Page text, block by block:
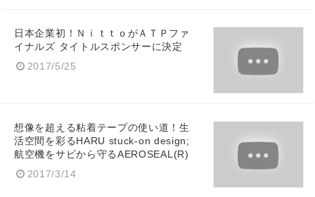
日本企業初！ＮｉｔｔｏがＡＴＰファ
イナルズ タイトルスポンサーに決定
2017/5/25
想像を超える粘着テープの使い道！生
活空間を彩るHARU stuck-on design;
航空機をサビから守るAEROSEAL(R)
2017/3/14